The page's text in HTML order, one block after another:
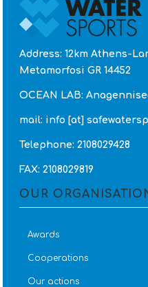
Address: 12km Athens-
Metamorfosi GR 14452
OCEAN LAB:
mail: info [at]
Telephone: 2108029428
FAX: 2108029819
OUR
Awards
Cooperations
Our actions